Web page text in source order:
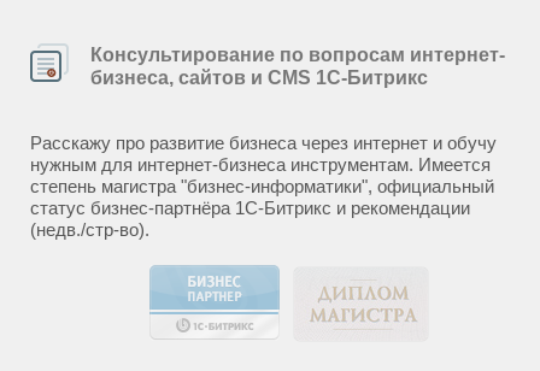
Консультирование по вопросам интернет-
бизнеса, сайтов и CMS 1С-Битрикс
Расскажу про развитие бизнеса через интернет и обучу
нужным для интернет-бизнеса инструментам. Имеется
степень магистра "бизнес-информатики", официальный
статус бизнес-партнёра 1С-Битрикс и рекомендации
(недв./стр-во).